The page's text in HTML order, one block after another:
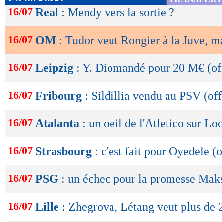
de
OK
16/07 Real : Mendy vers la sortie ?
16/07 OM : Tudor veut Rongier à la Juve,
16/07 Leipzig : Y. Diomandé pour 20 M€
16/07 Fribourg : Sildillia vendu au PSV
16/07 Atalanta : un oeil de l'Atletico sur
16/07 Strasbourg : c'est fait pour Oyedele
16/07 PSG : un échec pour la promesse
16/07 Lille : Zhegrova, Létang veut plus de